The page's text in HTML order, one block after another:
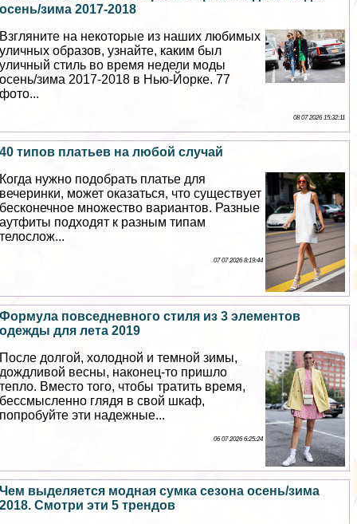
осень/зима 2017-2018
Взгляните на некоторые из наших любимых
уличных образов, узнайте, каким был
уличный стиль во время недели моды
осень/зима 2017-2018 в Нью-Йорке. 77
фото...
08 07 2026 15:32:11
40 типов платьев на любой случай
Когда нужно подобрать платье для
вечеринки, может оказаться, что существует
бесконечное множество вариантов. Разные
аутфиты подходят к разным типам
телослож...
07 07 2026 8:19:44
Формула повседневного стиля из 3 элементов
одежды для лета 2019
После долгой, холодной и темной зимы,
дождливой весны, наконец-то пришло
тепло. Вместо того, чтобы тратить время,
бессмысленно глядя в свой шкаф,
попробуйте эти надежные...
06 07 2026 6:25:24
Чем выделяется модная сумка сезона осень/зима
2018. Смотри эти 5 трендов